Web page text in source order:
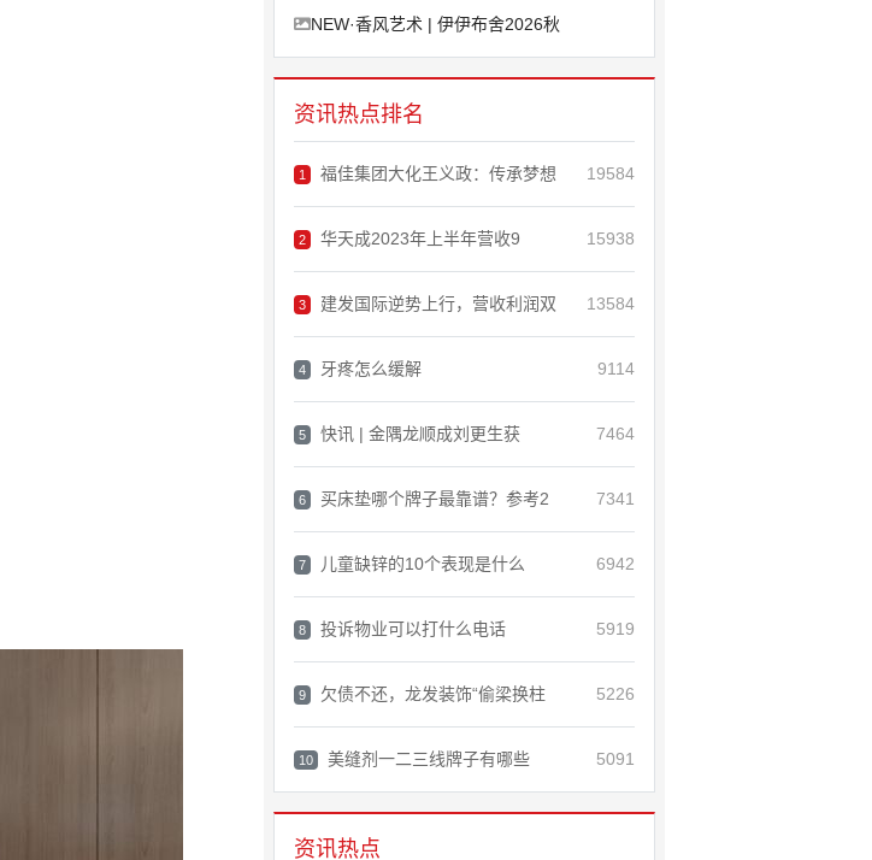
NEW·香风艺术 | 伊伊布舍2026秋
资讯热点排名
1 福佳集团大化王义政：传承梦想 19584
2 华天成2023年上半年营收9 15938
3 建发国际逆势上行，营收利润双 13584
4 牙疼怎么缓解 9114
5 快讯 | 金隅龙顺成刘更生获 7464
6 买床垫哪个牌子最靠谱？参考2 7341
7 儿童缺锌的10个表现是什么 6942
8 投诉物业可以打什么电话 5919
9 欠债不还，龙发装饰“偷梁换柱 5226
10 美缝剂一二三线牌子有哪些 5091
资讯热点